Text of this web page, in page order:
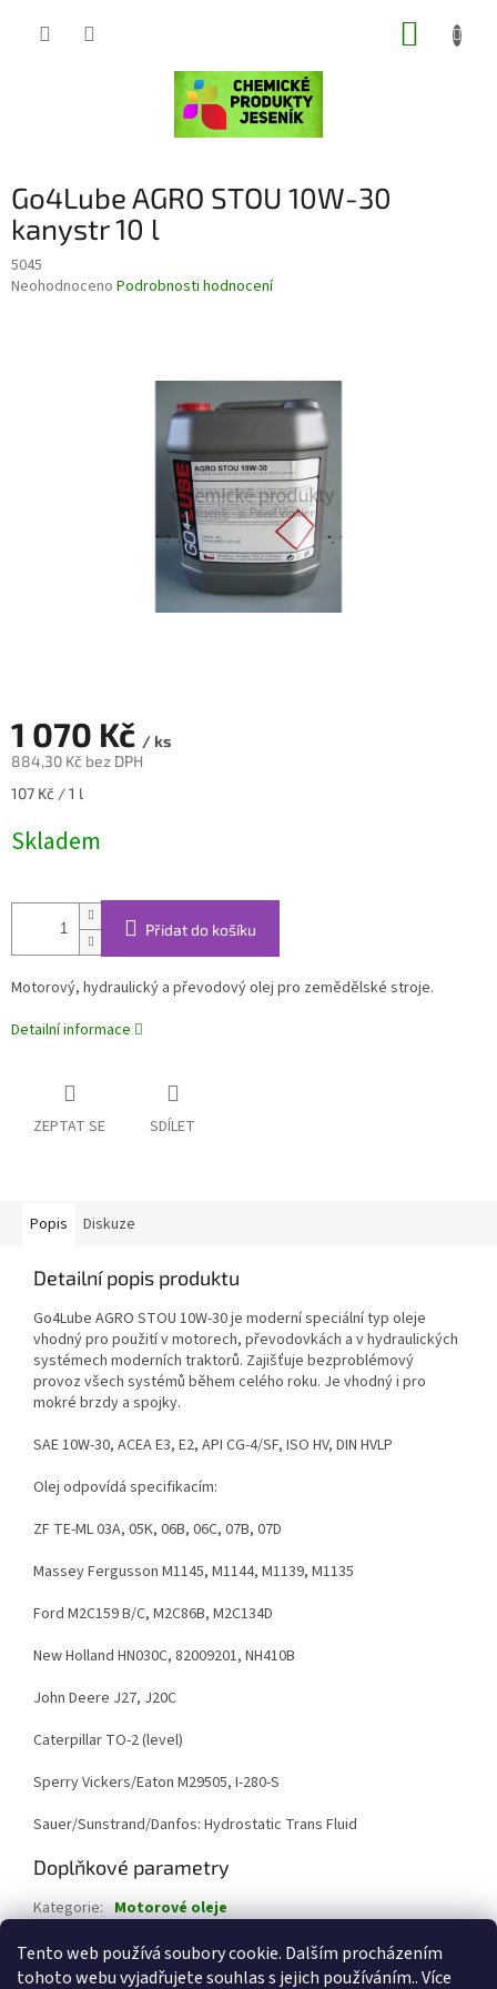
Tento web používá soubory cookie. Dalším procházením
tohoto webu vyjadřujete souhlas s jejich používáním.. Více
Go4Lube AGRO STOU 10W-30
kanystr 10 l
5045
Průměrné
Neohodnoceno Podrobnosti hodnocení
1 070 Kč / ks
884,30 Kč bez DPH
Měrná
107 Kč / 1 l
Skladem
Přidat do košíku
Motorový, hydraulický a převodový olej pro zemědělské stroje.
Detailní informace
ZEPTAT SE SDÍLET
Popis Diskuze
Detailní popis produktu
Go4Lube AGRO STOU 10W-30 je moderní speciální typ oleje
vhodný pro použití v motorech, převodovkách a v hydraulických
systémech moderních traktorů. Zajišťuje bezproblémový
provoz všech systémů během celého roku. Je vhodný i pro
mokré brzdy a spojky.
SAE 10W-30, ACEA E3, E2, API CG-4/SF, ISO HV, DIN HVLP
Olej odpovídá specifikacím:
ZF TE-ML 03A, 05K, 06B, 06C, 07B, 07D
Massey Fergusson M1145, M1144, M1139, M1135
Ford M2C159 B/C, M2C86B, M2C134D
New Holland HN030C, 82009201, NH410B
John Deere J27, J20C
Caterpillar TO-2 (level)
Sperry Vickers/Eaton M29505, I-280-S
Sauer/Sunstrand/Danfos: Hydrostatic Trans Fluid
Doplňkové parametry
Kategorie: Motorové oleje